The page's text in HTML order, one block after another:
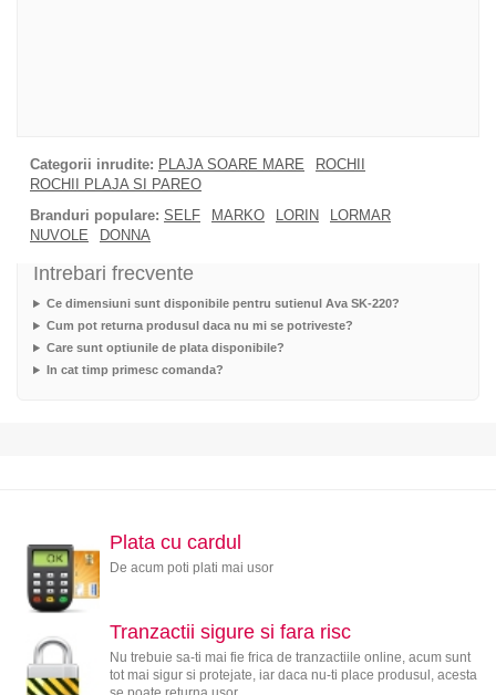
Categorii inrudite: PLAJA SOARE MARE
ROCHII
ROCHII PLAJA SI PAREO
Branduri populare: SELF MARKO LORIN
LORMAR
NUVOLE
DONNA
Intrebari frecvente
Ce dimensiuni sunt disponibile pentru sutienul Ava SK-220?
Cum pot returna produsul daca nu mi se potriveste?
Care sunt optiunile de plata disponibile?
In cat timp primesc comanda?
Plata cu cardul
De acum poti plati mai usor
Tranzactii sigure si fara risc
Nu trebuie sa-ti mai fie frica de tranzactiile online, acum sunt
tot mai sigur si protejate, iar daca nu-ti place produsul, acesta